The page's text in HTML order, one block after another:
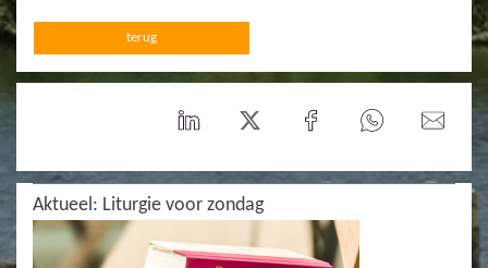
terug
Aktueel: Liturgie voor zondag